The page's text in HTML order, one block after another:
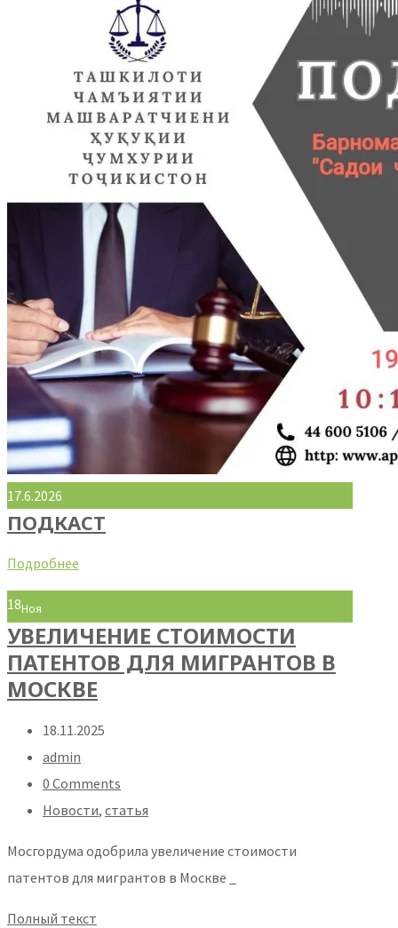
17.6.2026
ПОДКАСТ
Подробнее
18Ноя
УВЕЛИЧЕНИЕ СТОИМОСТИ
ПАТЕНТОВ ДЛЯ МИГРАНТОВ В
МОСКВЕ
18.11.2025
admin
0 Comments
Новости, статья
Мосгордума одобрила увеличение стоимости
патентов для мигрантов в Москве _
Полный текст